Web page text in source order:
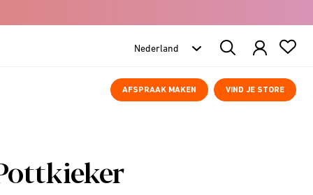
Search
Products
AFSPRAAK MAKEN VIND JE STORE